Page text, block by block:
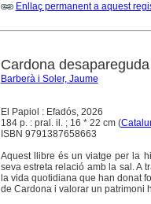
Enllaç permanent a aquest
Cardona desapareguda
Barberà i Soler, Jaume
El Papiol : Efadós, 2026
184 p. : pral. il. ; 16 * 22 cm (
ISBN 9791387658663
Aquest llibre és un viatge per la
seva estreta relació amb la sal. A
la vida quotidiana que han donat
de Cardona i valorar un patrimoni